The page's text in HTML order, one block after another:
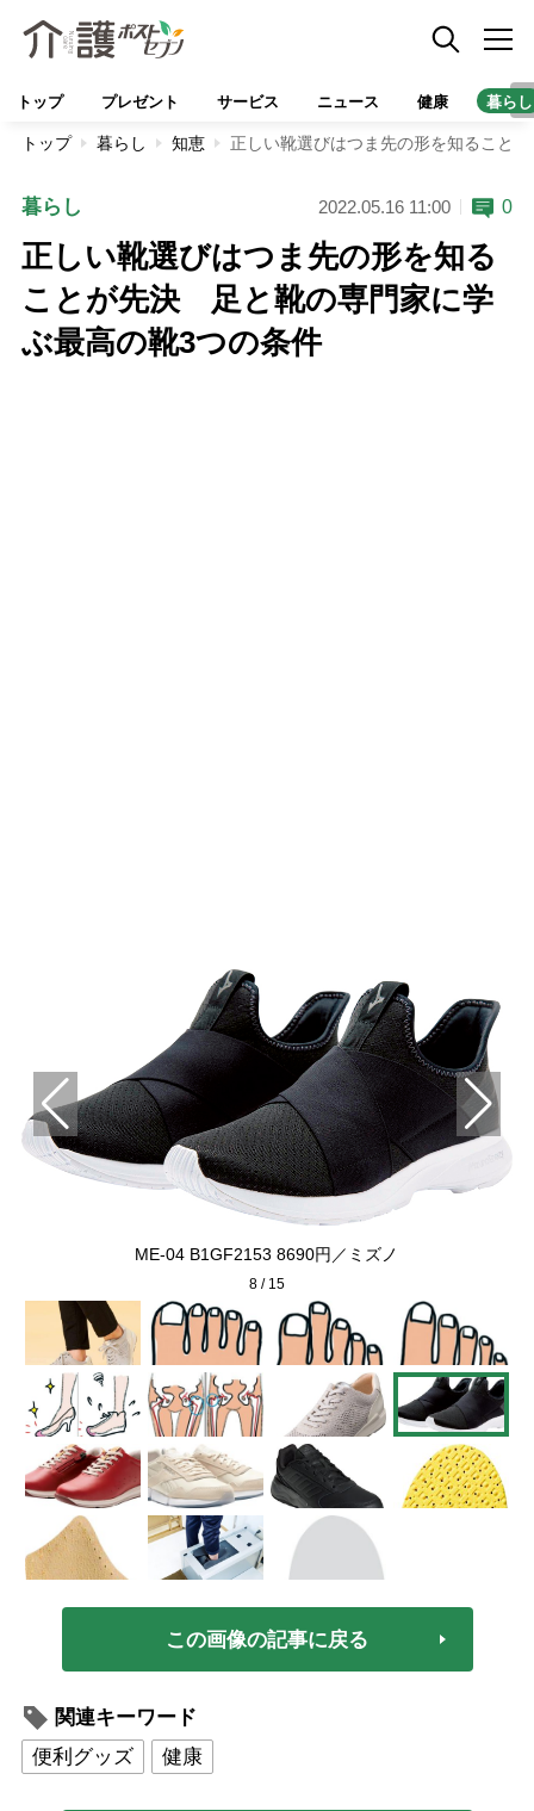
トップ プレゼント サービス ニュース 健康 暮らし
トップ 暮らし 知恵 正しい靴選びはつま先の形を知ること
暮らし 2022.05.16 11:00 0
正しい靴選びはつま先の形を知る
ことが先決 足と靴の専門家に学
ぶ最高の靴3つの条件
ME-04 B1GF2153 8690円／ミズノ
8 / 15
この画像の記事に戻る
関連キーワード
便利グッズ
健康